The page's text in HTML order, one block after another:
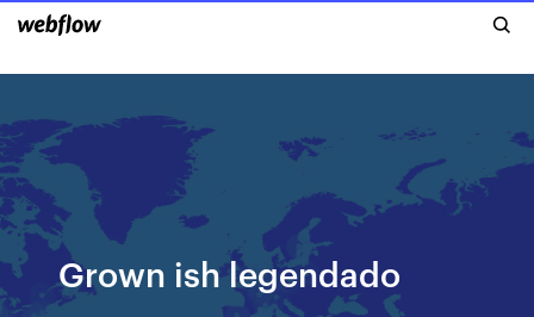
Grown ish legendado